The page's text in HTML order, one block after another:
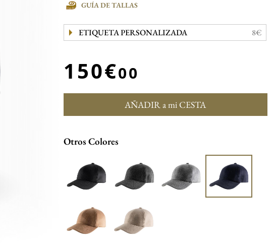
GUÍA DE TALLAS
ETIQUETA PERSONALIZADA 8€
150€00
AÑADIR a mi CESTA
Otros Colores